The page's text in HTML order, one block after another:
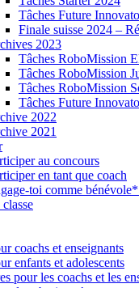
Tâches Future
Finale suisse 2024 –
2023
Tâches RoboMission
Tâches RoboMission
Tâches RoboMission
Tâches Future
2022
2021
au concours
en tant que coach
toi comme
coachs et enseignants
enfants et adolescents
pour les coachs et les